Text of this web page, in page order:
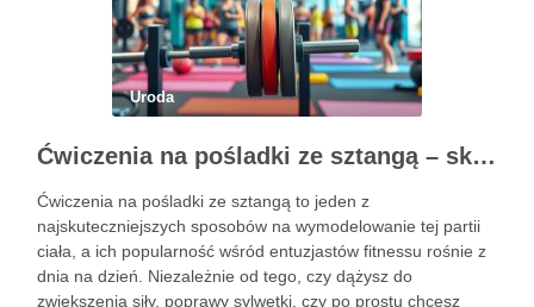
Uroda
Ćwiczenia na pośladki ze sztangą – skuteczne metody i techniki treningowe
Ćwiczenia na pośladki ze sztangą to jeden z
najskuteczniejszych sposobów na wymodelowanie tej partii
ciała, a ich popularność wśród entuzjastów fitnessu rośnie z
dnia na dzień. Niezależnie od tego, czy dążysz do
zwiększenia siły, poprawy sylwetki, czy po prostu chcesz